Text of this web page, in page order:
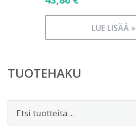
LUE LISÄÄ »
TUOTEHAKU